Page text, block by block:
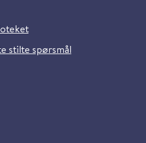
stilte spørsmål